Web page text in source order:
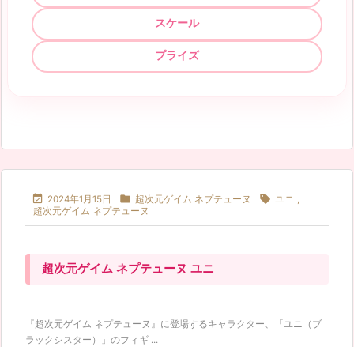
スケール
プライズ
 2024年1月15日  超次元ゲイム ネプテューヌ  ユニ ,
超次元ゲイム ネプテューヌ
超次元ゲイム ネプテューヌ ユニ
『超次元ゲイム ネプテューヌ』に登場するキャラクター、「ユニ（ブ
ラックシスター）」のフィギ ...